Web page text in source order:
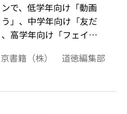
で、低学年向け「動画
」、中学年向け「友だ
高学年向け「フェイク
ています。
書籍（株） 道徳編集部